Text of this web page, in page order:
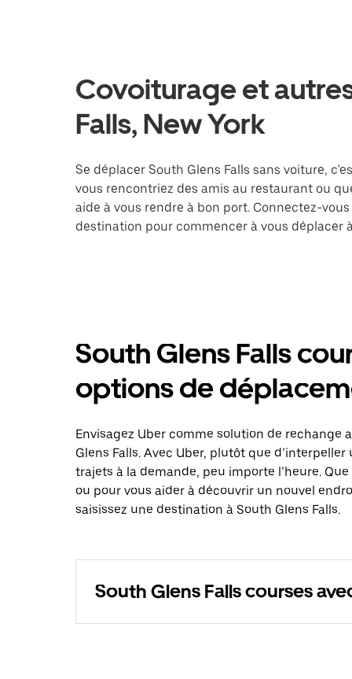
Covoiturage et
Falls, New York
Se déplacer South Glens Falls sans voiture,
vous rencontriez des amis au restaurant ou
aide à vous rendre à bon port. Connectez-
destination pour commencer à vous déplacer
South Glens Falls
options de
Envisagez Uber comme solution de rechange
Glens Falls. Avec Uber, plutôt que
trajets à la demande, peu importe l’heure.
ou pour vous aider à découvrir un nouvel
saisissez une destination à South Glens Falls.
South Glens Falls courses